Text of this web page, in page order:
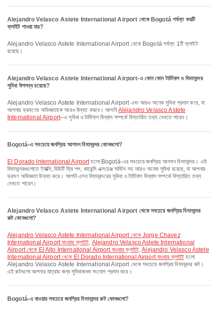
Alejandro Velasco Astete International Airport থেকে Bogotá পর্যন্ত কয়টি
ফ্লাইট পাওয়া যায়?
Alejandro Velasco Astete International Airport থেকে Bogotá পর্যন্ত 1টি ফ্লাইট
রয়েছে।
Alejandro Velasco Astete International Airport-এ কোন কোন টার্মিনাল ও বিমানবন্দর
সুবিধা উপলব্ধ রয়েছে?
Alejandro Velasco Astete International Airport এবং আরও অনেক সুবিধা প্রদান করে, যা
আপনার ভ্রমণের অভিজ্ঞতাকে আরও উন্নত করবে। আপনিAlejandro Velasco Astete
International Airport–এ সুবিধা ও টার্মিনাল বিন্যাস সম্পর্কে বিস্তারিত তথ্য দেখতে পারেন।
Bogotá-এ সবচেয়ে জনপ্রিয় আগমন বিমানবন্দর কোনগুলো?
El Dorado International Airportহলো Bogotá-এর সবচেয়ে জনপ্রিয় আগমন বিমানবন্দর। এই
বিমানবন্দরগুলোতে ট্যাক্সি, ডিউটি ফ্রি শপ, কারেন্সি এক্সচেঞ্জ সার্ভিস সহ আরও অনেক সুবিধা রয়েছে, যা আপনার
ভ্রমণ অভিজ্ঞতা উন্নত করে। আপনি এসব বিমানবন্দরের সুবিধা ও টার্মিনাল বিন্যাস সম্পর্কে বিস্তারিত তথ্য
দেখতে পারেন।
Alejandro Velasco Astete International Airport থেকে সবচেয়ে জনপ্রিয় বিমানবন্দর
রুট কোনগুলো?
Alejandro Velasco Astete International Airport থেকে Jorge Chavez
International Airport যাওয়ার ফ্লাইট, Alejandro Velasco Astete International
Airport থেকে El Alto International Airport যাওয়ার ফ্লাইট,Alejandro Velasco Astete
International Airport থেকে El Dorado International Airport যাওয়ার ফ্লাইট হলো
Alejandro Velasco Astete International Airport থেকে সবচেয়ে জনপ্রিয় বিমানবন্দর রুট।
এই রুটগুলো আপনার যাত্রার জন্য সুবিধাজনক সংযোগ প্রদান করে।
Bogotá-এ যাওয়ার সবচেয়ে জনপ্রিয় বিমানবন্দর রুট কোনগুলো?